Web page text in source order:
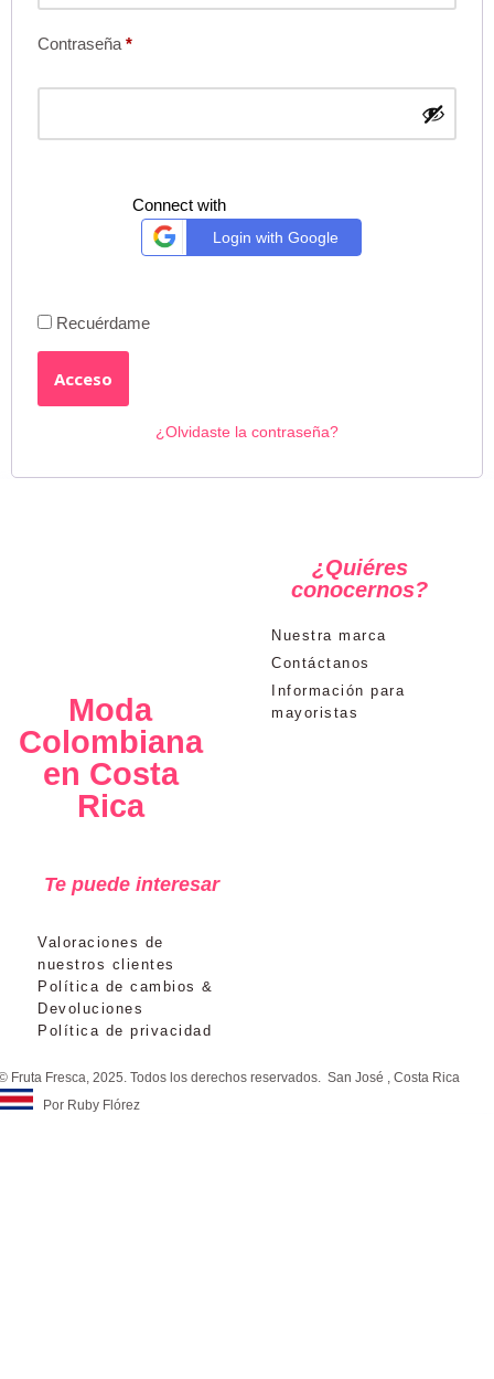
Contraseña *
Connect with
Login with Google
Recuérdame
Acceso
¿Olvidaste la contraseña?
Moda
Colombiana
en Costa
Rica
¿Quiéres
conocernos?
Nuestra marca
Contáctanos
Información para
mayoristas
Te puede interesar
Valoraciones de
nuestros clientes
Política de cambios &
Devoluciones
Política de privacidad
Fruta Fresca, 2025. Todos los derechos reservados. San José , Costa Rica
Por Ruby Flórez